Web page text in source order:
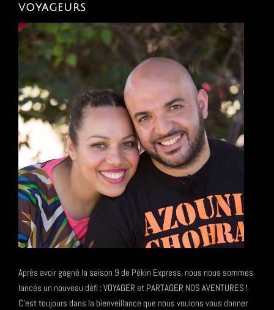
voyageurs
Après avoir gagné la saison 9 de Pékin Express, nous nous sommes
lancés un nouveau défi : VOYAGER et PARTAGER NOS AVENTURES !
C'est toujours dans la bienveillance que nous voulons vous donner